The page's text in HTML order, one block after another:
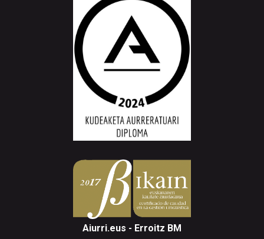
Aiurri.eus - Erroitz BM